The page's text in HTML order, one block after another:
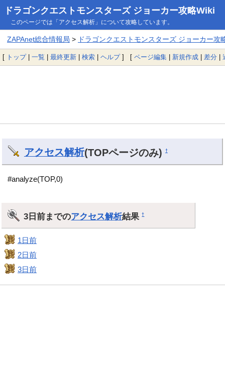
ドラゴンクエストモンスターズ ジョーカー攻略Wiki
このページでは「アクセス解析」について攻略しています。
ZAPAnet総合情報局 > ドラゴンクエストモンスターズ ジョーカー攻
[ トップ| 一覧 | 最終更新 | 検索 | ヘルプ] [ ページ編集 | 新規作成 | 差分 |
アクセス解析(TOPページのみ) †
#analyze(TOP,0)
3日前までのアクセス解析結果†
1日前
2日前
3日前